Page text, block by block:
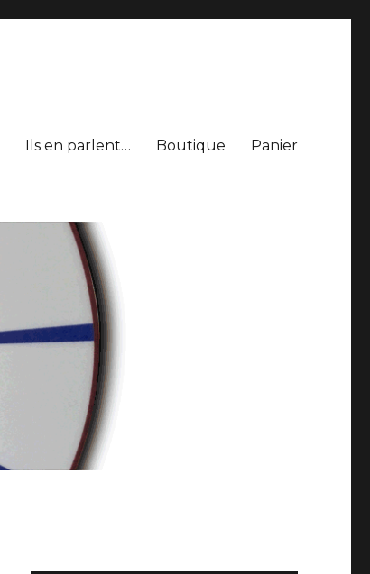
Ils en parlent… Boutique Panier